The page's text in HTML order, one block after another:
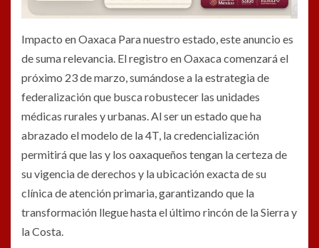
Impacto en Oaxaca Para nuestro estado, este anuncio es
de suma relevancia. El registro en Oaxaca comenzará el
próximo 23 de marzo, sumándose a la estrategia de
federalización que busca robustecer las unidades
médicas rurales y urbanas. Al ser un estado que ha
abrazado el modelo de la 4T, la credencialización
permitirá que las y los oaxaqueños tengan la certeza de
su vigencia de derechos y la ubicación exacta de su
clínica de atención primaria, garantizando que la
transformación llegue hasta el último rincón de la Sierra y
la Costa.